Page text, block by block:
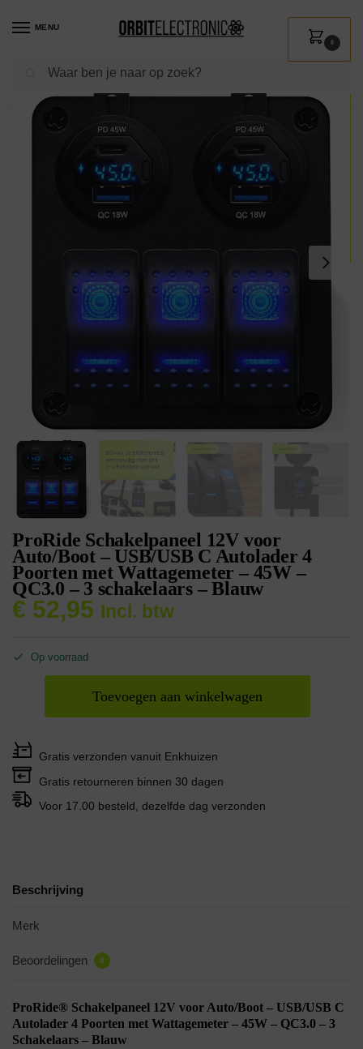
MENU
Zoeken
0
Shop / Kamperen & Outdoor / Bootuitrusting
ProRide Schakelpaneel 12V voor
Auto/Boot – USB/USB C Autolader 4
Poorten met Wattagemeter – 45W –
QC3.0 – 3 schakelaars – Blauw
€ 52,95 Incl. btw
Op voorraad
Toevoegen aan winkelwagen
Gratis verzonden vanuit Enkhuizen
Gratis retourneren binnen 30 dagen
Voor 17.00 besteld, dezelfde dag verzonden
Beschrijving
Merk
Beoordelingen 0
ProRide® Schakelpaneel 12V voor Auto/Boot – USB/USB C
Autolader 4 Poorten met Wattagemeter – 45W – QC3.0 – 3
Schakelaars – Blauw